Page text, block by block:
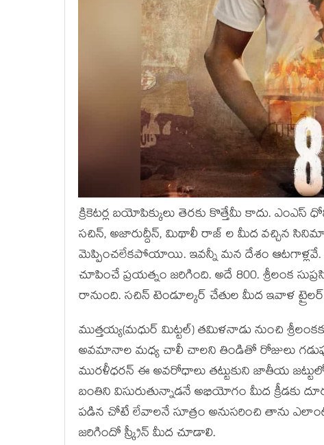
క్రికెటర్ల బయోపిక్కులు తెరకు కొత్తేమీ కాదు. ఎంఎస్
సచిన్, అజారుద్దీన్, మిథాలీ రాజ్ ల మీద వచ్చిన
మెప్పించలేకపోయాయి. ఇవన్నీ మన దేశం ఆటగాళ్లవే.
చూపించే ప్రయత్నం జరిగింది. అదే 800. శ్రీలంక
రానుంది. సచిన్ టెండూల్కర్ చేతుల మీద ఇవాళ ట్రైలర్
ముత్తయ్య(మధుర్ మిట్టల్) తమిళనాడు నుంచి
అవమానాల మధ్య చాలీ చాలని తిండితో రోజులు
మురళీధరన్ ఈ అవరోధాలు తట్టుకుని జాతీయ
బంతిని విసురుతున్నాడనే అభియోగం మీద క్రీడకు
పడిన చోటే లేవాలనే సూత్రం అనుసరించి తాను
జరిగిందో స్క్రీన్ మీద చూడాలి.